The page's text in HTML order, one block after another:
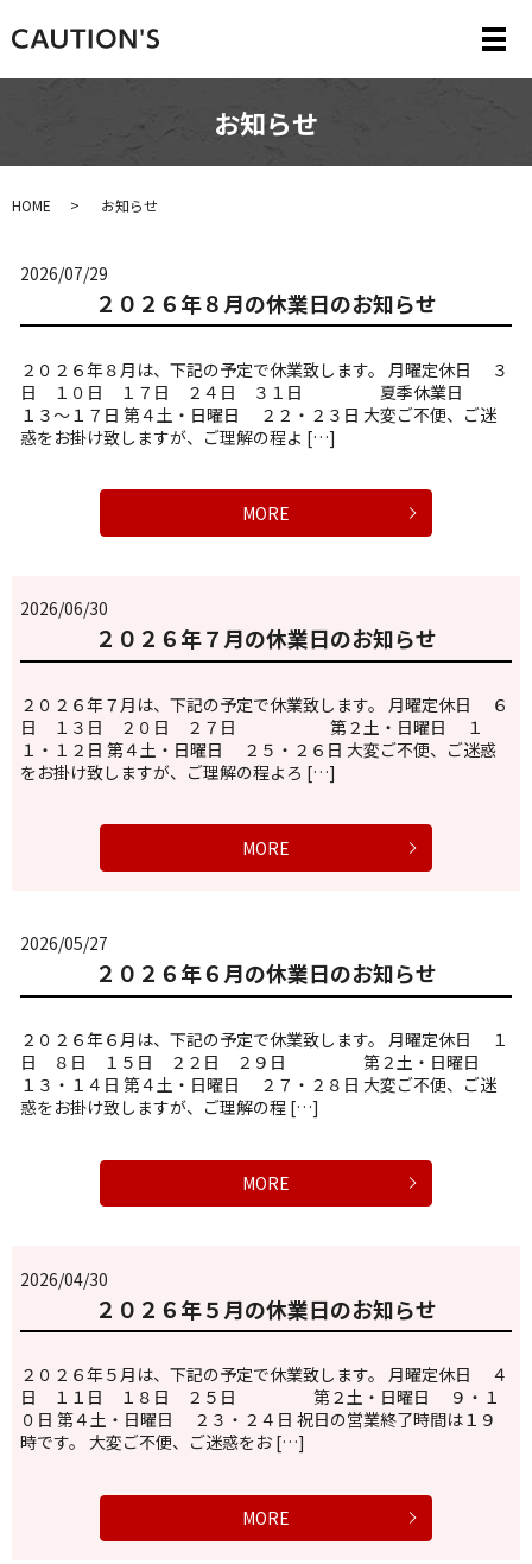
メ
お知らせ
HOME お知らせ
2026/07/29
２０２６年８月の休業日のお知らせ
２０２６年８月は、下記の予定で休業致します。 月曜定休日 ３
日 １０日 １７日 ２４日 ３１日 夏季休業日
１３～１７日 第４土・日曜日 ２２・２３日 大変ご不便、ご迷
惑をお掛け致しますが、ご理解の程よ […]
MORE
2026/06/30
２０２６年７月の休業日のお知らせ
２０２６年７月は、下記の予定で休業致します。 月曜定休日 ６
日 １３日 ２０日 ２７日 第２土・日曜日 １
１・１２日 第４土・日曜日 ２５・２６日 大変ご不便、ご迷惑
をお掛け致しますが、ご理解の程よろ […]
MORE
2026/05/27
２０２６年６月の休業日のお知らせ
２０２６年６月は、下記の予定で休業致します。 月曜定休日 １
日 ８日 １５日 ２２日 ２９日 第２土・日曜日
１３・１４日 第４土・日曜日 ２７・２８日 大変ご不便、ご迷
惑をお掛け致しますが、ご理解の程 […]
MORE
2026/04/30
２０２６年５月の休業日のお知らせ
２０２６年５月は、下記の予定で休業致します。 月曜定休日 ４
日 １１日 １８日 ２５日 第２土・日曜日 ９・１
０日 第４土・日曜日 ２３・２４日 祝日の営業終了時間は１９
時です。 大変ご不便、ご迷惑をお […]
MORE